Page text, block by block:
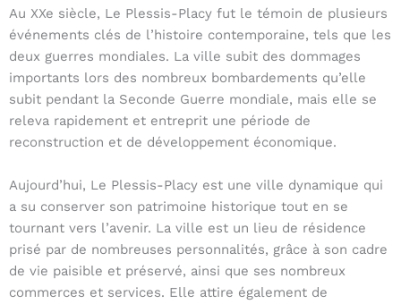
Au XXe siècle, Le Plessis-Placy fut le témoin de plusieurs
événements clés de l’histoire contemporaine, tels que les
deux guerres mondiales. La ville subit des dommages
importants lors des nombreux bombardements qu’elle
subit pendant la Seconde Guerre mondiale, mais elle se
releva rapidement et entreprit une période de
reconstruction et de développement économique.
Aujourd’hui, Le Plessis-Placy est une ville dynamique qui
a su conserver son patrimoine historique tout en se
tournant vers l’avenir. La ville est un lieu de résidence
prisé par de nombreuses personnalités, grâce à son cadre
de vie paisible et préservé, ainsi que ses nombreux
commerces et services. Elle attire également de